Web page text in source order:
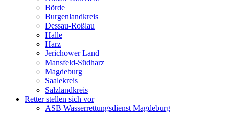
Börde
Burgenlandkreis
Dessau-Roßlau
Halle
Harz
Jerichower Land
Mansfeld-Südharz
Magdeburg
Saalekreis
Salzlandkreis
Retter stellen sich vor
ASB Wasserrettungsdienst Magdeburg